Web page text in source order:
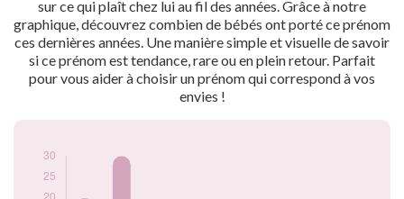
sur ce qui plaît chez lui au fil des années. Grâce à notre
graphique, découvrez combien de bébés ont porté ce prénom
ces dernières années. Une manière simple et visuelle de savoir
si ce prénom est tendance, rare ou en plein retour. Parfait
pour vous aider à choisir un prénom qui correspond à vos
envies !
prénom Gabano
par année
2018
15
2019
5
2020
5
2021
5
2022
5